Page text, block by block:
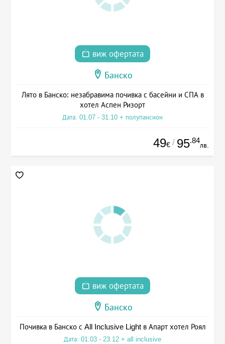
виж офертата
Банско
Лято в Банско: незабравима почивка с басейни и СПА в
хотел Аспен Ризорт
Дата: 01.07 - 31.10 + полупансион
49€ / 95.84
лв.
виж офертата
Банско
Почивка в Банско с All Inclusive Light в Апарт хотел Роял
Дата: 01.03 - 23.12 + all inclusive